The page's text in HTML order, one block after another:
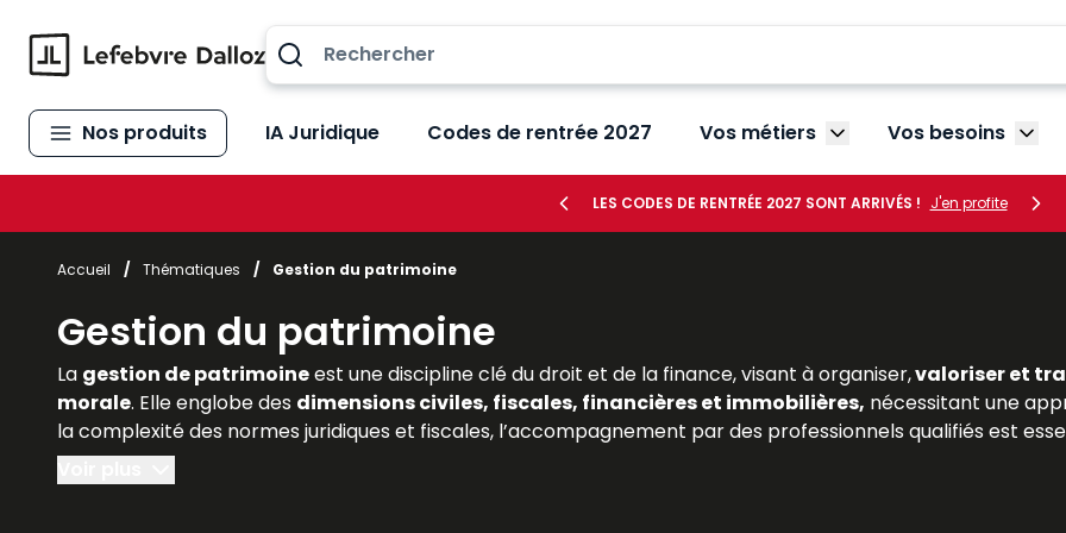
Nos produits IA Juridique Codes de rentrée 2027 Vos métiers Afficher le sous-menu
Vos besoins
LES CODES DE RENTRÉE 2027 SONT ARRIVÉS ! J'en profite
Accueil / Thématiques / Gestion du patrimoine
Gestion du patrimoine
La gestion de patrimoineest une discipline clé du droit et de la finance, visant à organiser,valoriser et
morale. Elle englobe des dimensions civiles, fiscales, financières et immobilières, nécessitant une
la complexité des normes juridiques et fiscales, l’accompagnement par des professionnels qualifiés est
stratégie patrimoniale. Pour les étudiants en droit privé, en fiscalité ou en gestion, comme pour les
responsables d’actifs immobiliers), comprendre les mécanismes de la